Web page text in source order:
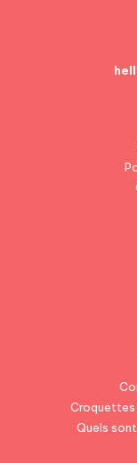
Croquettes
Quels